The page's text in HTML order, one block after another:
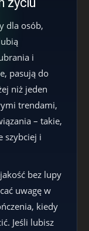
dla osób,
i
pasują do
niż jeden
trendami,
– takie,
szybciej i
bez lupy
uwagę w
kiedy
Jeśli lubisz